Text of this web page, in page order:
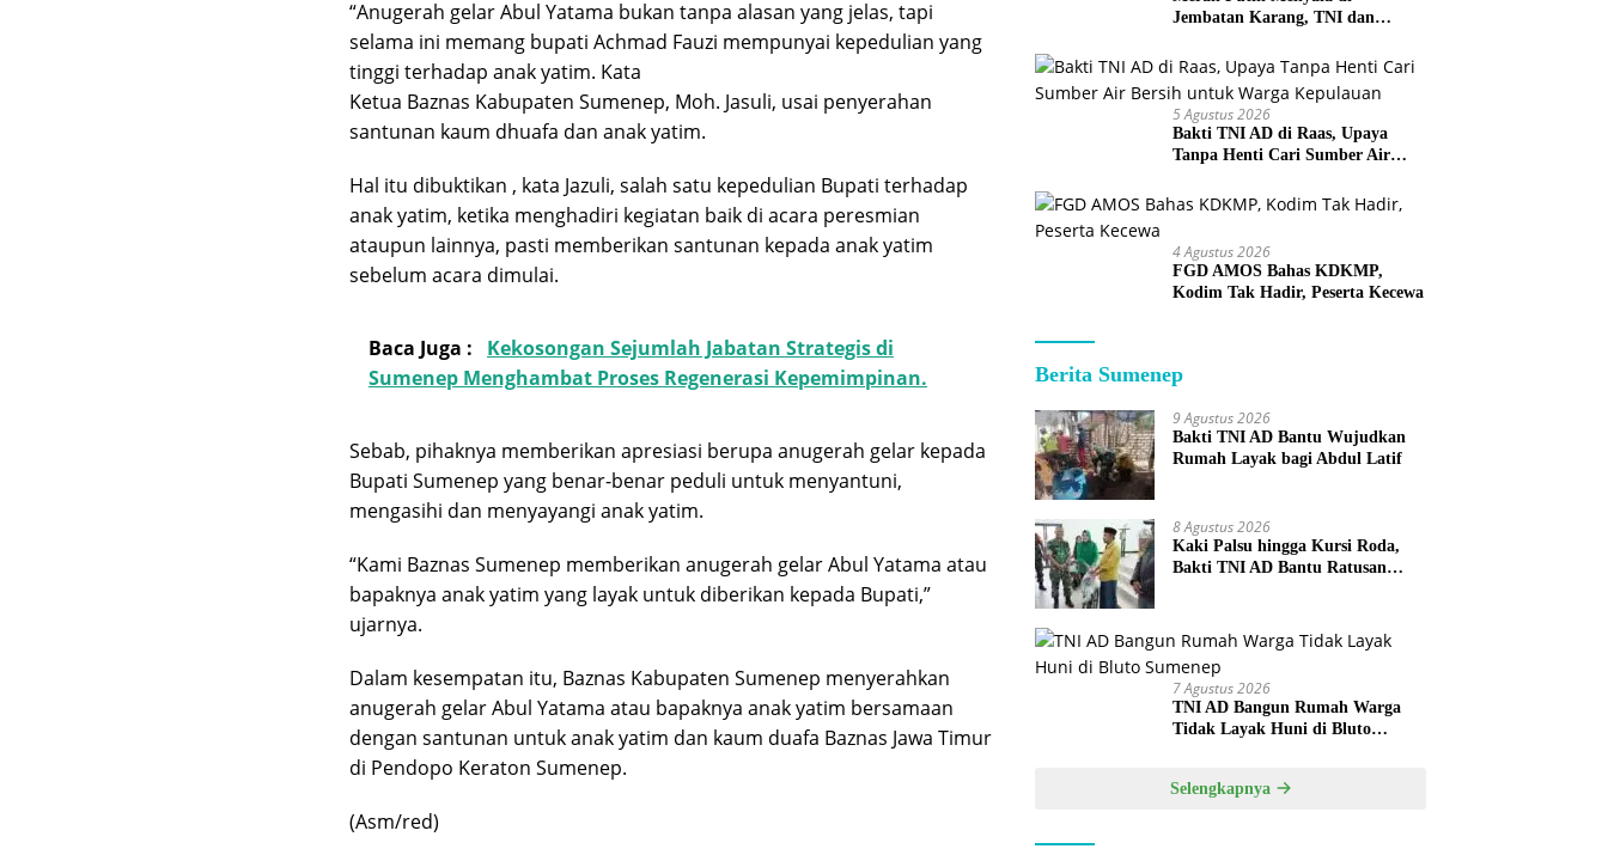
“Anugerah gelar Abul Yatama bukan tanpa alasan yang jelas, tapi
selama ini memang bupati Achmad Fauzi mempunyai kepedulian yang
tinggi terhadap anak yatim. Kata
Ketua Baznas Kabupaten Sumenep, Moh. Jasuli, usai penyerahan
santunan kaum dhuafa dan anak yatim.
Hal itu dibuktikan , kata Jazuli, salah satu kepedulian Bupati terhadap
anak yatim, ketika menghadiri kegiatan baik di acara peresmian
ataupun lainnya, pasti memberikan santunan kepada anak yatim
sebelum acara dimulai.
Baca Juga :
Kekosongan Sejumlah Jabatan Strategis di
Sumenep Menghambat Proses Regenerasi Kepemimpinan.
Sebab, pihaknya memberikan apresiasi berupa anugerah gelar kepada
Bupati Sumenep yang benar-benar peduli untuk menyantuni,
mengasihi dan menyayangi anak yatim.
“Kami Baznas Sumenep memberikan anugerah gelar Abul Yatama atau
bapaknya anak yatim yang layak untuk diberikan kepada Bupati,”
ujarnya.
Dalam kesempatan itu, Baznas Kabupaten Sumenep menyerahkan
anugerah gelar Abul Yatama atau bapaknya anak yatim bersamaan
dengan santunan untuk anak yatim dan kaum duafa Baznas Jawa Timur
di Pendopo Keraton Sumenep.
(Asm/red)
Jembatan Karang, TNI dan
Bersama
5 Agustus 2026
Bakti TNI AD di Raas, Upaya
Tanpa Henti Cari Sumber Air
4 Agustus 2026
FGD AMOS Bahas KDKMP,
Kodim Tak Hadir, Peserta Kecewa
Berita Sumenep
9 Agustus 2026
Bakti TNI AD Bantu Wujudkan
Rumah Layak bagi Abdul Latif
8 Agustus 2026
Kaki Palsu hingga Kursi Roda,
Bakti TNI AD Bantu Ratusan
7 Agustus 2026
TNI AD Bangun Rumah Warga
Tidak Layak Huni di Bluto
Selengkapnya